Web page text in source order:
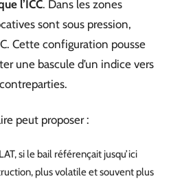
l’ICC. Dans les zones
sont sous pression,
Cette configuration pousse
une bascule d’un indice vers
peut proposer :
si le bail référençait jusqu’ici
plus volatile et souvent plus